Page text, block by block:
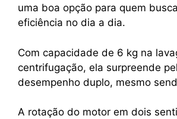
uma boa opção para quem
eficiência no dia a dia.
Com capacidade de 6 kg na
centrifugação, ela surpreende
desempenho duplo, mesmo
A rotação do motor em dois